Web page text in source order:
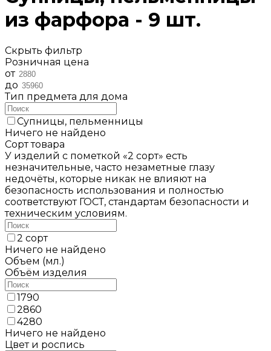
из фарфора - 9 шт.
Скрыть фильтр
Розничная цена
от
до
Тип предмета для дома
Супницы, пельменницы
Ничего не найдено
Сорт товара
У изделий с пометкой «2 сорт» есть
незначительные, часто незаметные глазу
недочёты, которые никак не влияют на
безопасность использования и полностью
соответствуют ГОСТ, стандартам безопасности и
техническим условиям.
2 сорт
Ничего не найдено
Объем (мл.)
Объём изделия
1790
2860
4280
Ничего не найдено
Цвет и роспись